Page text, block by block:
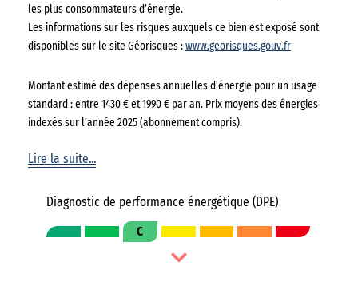
les plus consommateurs d’énergie.
Les informations sur les risques auxquels ce bien est exposé sont
disponibles sur le site Géorisques : www.georisques.gouv.fr
Montant estimé des dépenses annuelles d'énergie pour un usage
standard : entre 1430 € et 1990 € par an. Prix moyens des énergies
indexés sur l'année 2025 (abonnement compris).
Lire la suite...
Diagnostic de performance énergétique (DPE)
C